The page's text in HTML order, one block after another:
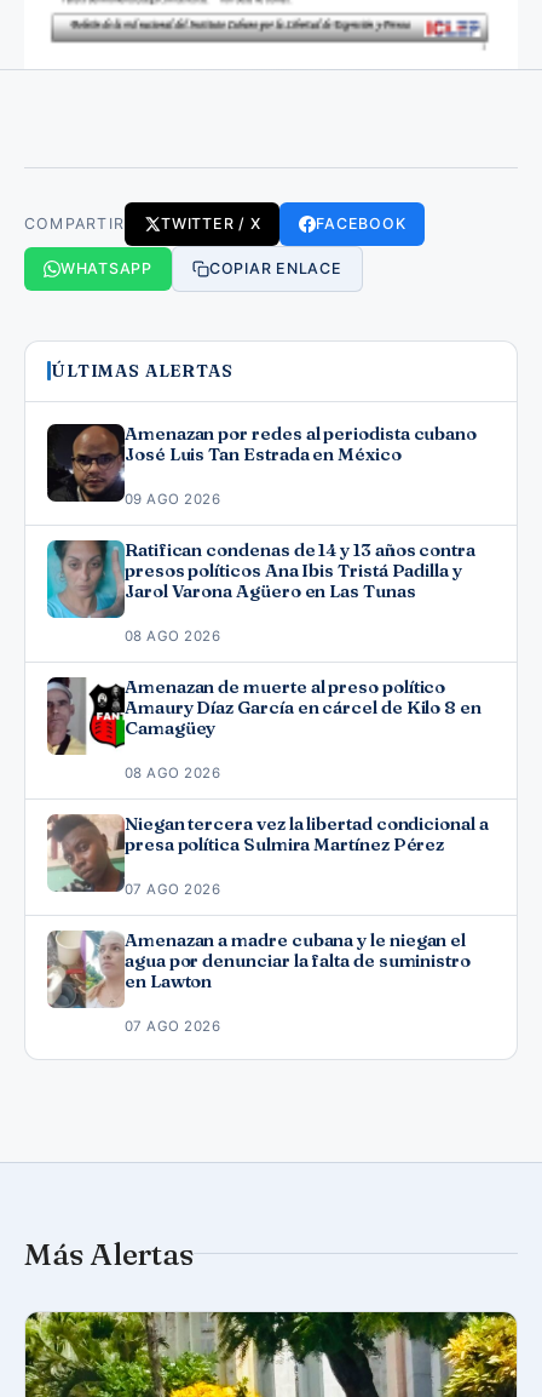
COMPARTIR TWITTER / X FACEBOOK
WHATSAPP COPIAR ENLACE
ÚLTIMAS ALERTAS
Amenazan por redes al periodista cubano
José Luis Tan Estrada en México
09 AGO 2026
Ratifican condenas de 14 y 13 años contra
presos políticos Ana Ibis Tristá Padilla y
Jarol Varona Agüero en Las Tunas
08 AGO 2026
Amenazan de muerte al preso político
Amaury Díaz García en cárcel de Kilo 8 en
Camagüey
08 AGO 2026
Niegan tercera vez la libertad condicional a
presa política Sulmira Martínez Pérez
07 AGO 2026
Amenazan a madre cubana y le niegan el
agua por denunciar la falta de suministro
en Lawton
07 AGO 2026
Más Alertas